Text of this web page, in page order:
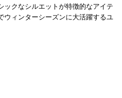
ックなシルエットが特徴的なアイテ
ウィンターシーズンに大活躍するユ